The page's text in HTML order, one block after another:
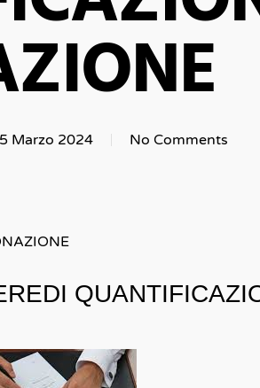
Marzo 2024 No Comments